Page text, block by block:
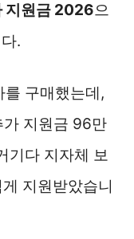
지원금 2026으
.
구매했는데,
지원금 96만
기다 지자체 보
지원받았습니